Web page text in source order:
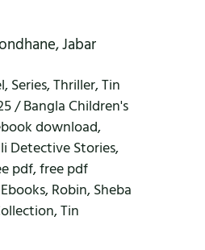
Jabar
,Series,Thriller,Tin
/Bangla Children's
download,
Detective Stories,
pdf,free pdf
,Robin,Sheba
,Tin